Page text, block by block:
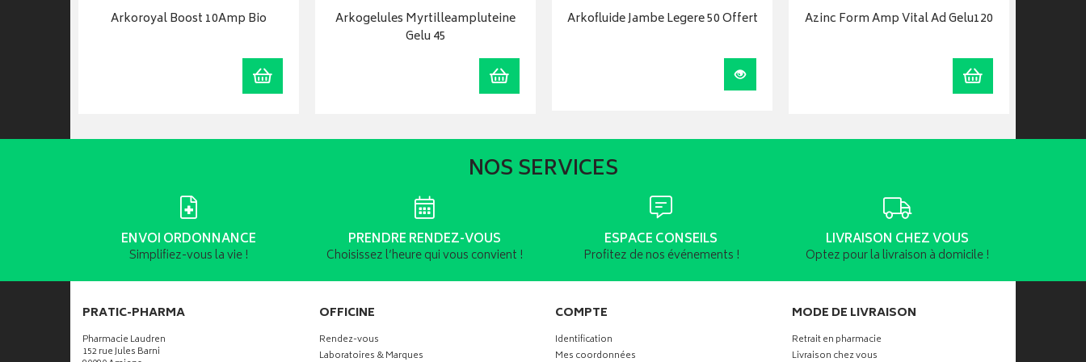
Arkoroyal Boost 10Amp Bio
Ajouter au panier
Arkogelules Myrtilleampluteine
Gelu 45
Ajouter au panier
Arkofluide Jambe Legere 50 Offert
Visualiser
Azinc Form Amp Vital Ad Gelu120
Ajouter au panier
NOS SERVICES
ENVOI ORDONNANCE
Simplifiez-vous la vie !
PRENDRE RENDEZ-VOUS
Choisissez l’heure qui vous convient !
ESPACE CONSEILS
Profitez de nos événements !
LIVRAISON CHEZ VOUS
Optez pour la livraison à domicile !
PRATIC-PHARMA
Pharmacie Laudren
152 rue Jules Barni
OFFICINE
Rendez-vous
Laboratoires & Marques
COMPTE
Identification
Mes coordonnées
MODE DE LIVRAISON
Retrait en pharmacie
Livraison chez vous